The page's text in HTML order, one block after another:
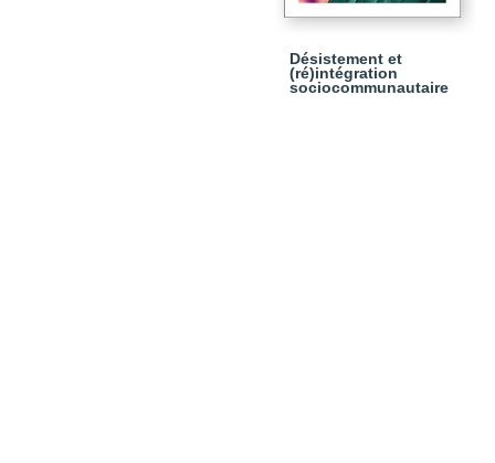
Désistement et
(ré)intégration
sociocommunautaire